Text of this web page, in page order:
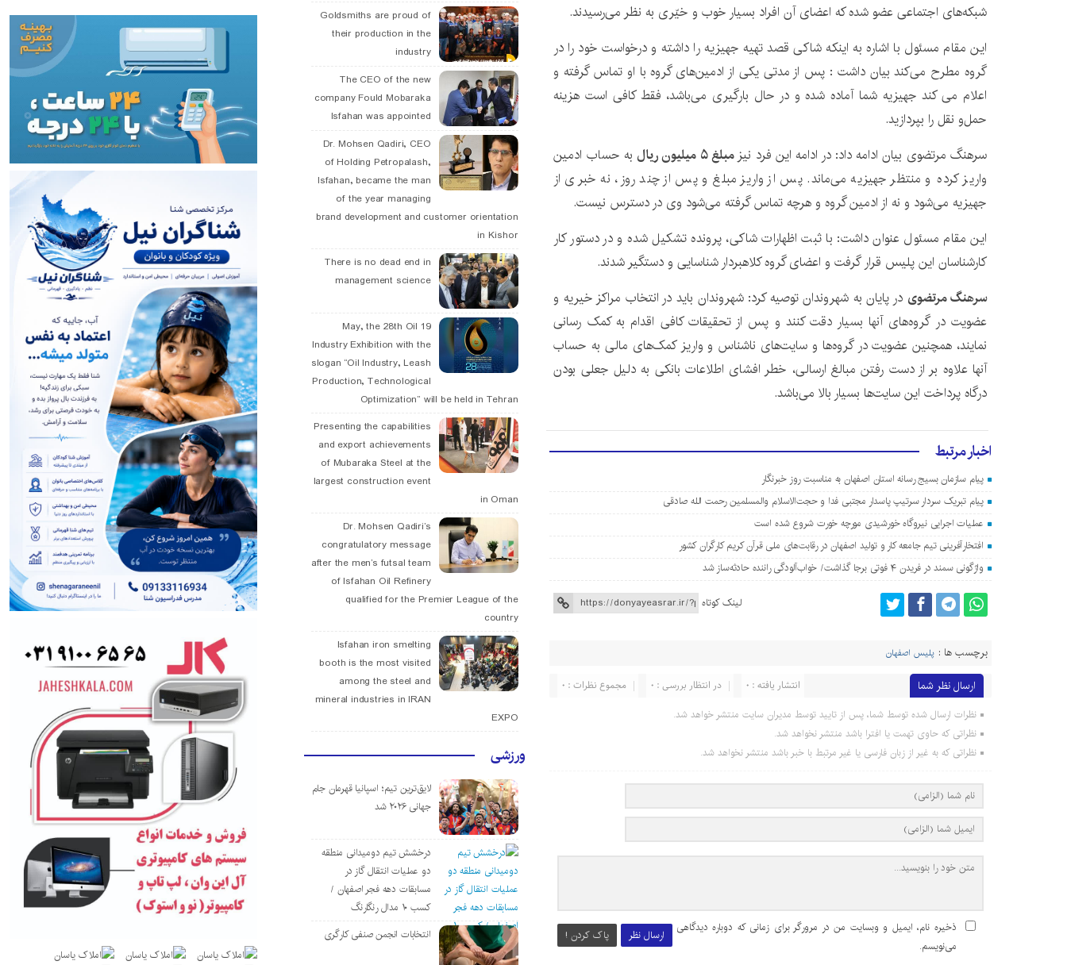
شبکه‌های اجتماعی عضو شده که اعضای آن افراد بسیار خوب و خیّری به نظر می‌رسیدند.
این مقام مسئول با اشاره به اینکه شاکی قصد تهیه جهیزیه را داشته و درخواست خود را در
گروه مطرح می‌کند بیان داشت : پس از مدتی یکی از ادمین‌های گروه با او تماس گرفته و
اعلام می کند جهیزیه شما آماده شده و در حال بارگیری می‌باشد، فقط کافی است هزینه
حمل‌و نقل را بپردازید.
سرهنگ مرتضوی بیان ادامه داد: در ادامه این فرد نیزمبلغ ۵ میلیون ریال
به حساب ادمین
واریز کرده و منتظر جهیزیه می‌ماند. پس از واریز مبلغ و پس از چند روز، نه خبری از
جهیزیه می‌شود و نه از ادمین گروه و هرچه تماس گرفته می‌شود وی در دسترس نیست.
این مقام مسئول عنوان داشت: با ثبت اظهارات شاکی، پرونده تشکیل شده و در دستور کار
کارشناسان این پلیس قرار گرفت و اعضای گروه کلاهبردار شناسایی و دستگیر شدند.
سرهنگ مرتضوی در پایان به شهروندان توصیه کرد: شهروندان باید در انتخاب مراکز خیریه و
عضویت در گروه‌های آنها بسیار دقت کنند و پس از تحقیقات کافی اقدام به کمک رسانی
نمایند، همچنین عضویت در گروه‌ها و سایت‌های ناشناس و واریز کمک‌های مالی به حساب
آنها علاوه بر از دست رفتن مبالغ ارسالی، خطر افشای اطلاعات بانکی به دلیل جعلی بودن
درگاه پرداخت این سایت‌ها بسیار بالا می‌باشد.
اخبار مرتبط
پیام سازمان بسیج رسانه استان اصفهان به مناسبت روز خبرنگار
پیام تبریک سردار سرتیپ پاسدار مجتبی فدا و حجت‌الاسلام والمسلمین رحمت الله صادقی
عملیات اجرایی نیروگاه خورشیدی مورچه خورت شروع شده است
افتخارآفرینی تیم جامعه کار و تولید اصفهان در رقابت‌های ملی قرآن کریم کارگران کشور
واژگونی سمند در فریدن ۴ فوتی برجا گذاشت/ خواب‌آلودگی راننده حادثه‌ساز شد
لینک کوتاه
برچسب ها : پلیس اصفهان
ارسال نظر شما مجموع نظرات : 0 در انتظار بررسی : 0 انتشار یافته : 0
نظرات ارسال شده توسط شما، پس از تایید توسط مدیران سایت منتشر خواهد شد.
نظراتی که حاوی تهمت یا افترا باشد منتشر نخواهد شد.
نظراتی که به غیر از زبان فارسی یا غیر مرتبط با خبر باشد منتشر نخواهد شد.
ارسال نظر پاک کردن !
ذخیره نام، ایمیل و وبسایت من در مرورگر برای زمانی که دوباره دیدگاهی
می‌نویسم.
Goldsmiths are proud of
their production in the
industry
The CEO of the new
company Fould Mobaraka
Isfahan was appointed
Dr. Mohsen Qadiri, CEO
of Holding Petropalash,
Isfahan, became the man
of the year managing
brand development and customer orientation
in Kishor
There is no dead end in
management science
19 May, the 28th Oil
Industry Exhibition with the
slogan “Oil Industry, Leash
Production, Technological
Optimization” will be held in Tehran
Presenting the capabilities
and export achievements
of Mubaraka Steel at the
largest construction event
in Oman
Dr. Mohsen Qadiri’s
congratulatory message
after the men’s futsal team
of Isfahan Oil Refinery
qualified for the Premier League of the
country
Isfahan iron smelting
booth is the most visited
among the steel and
mineral industries in IRAN
EXPO
ورزشی
لایق‌ترین تیم؛ اسپانیا قهرمان جام
جهانی ۲۰۲۶ شد
درخشش تیم دومیدانی منطقه
دو عملیات انتقال گاز در
مسابقات دهه فجر اصفهان /
کسب ۱۰ مدال رنگارنگ
انتخابات انجمن صنفی کارگری